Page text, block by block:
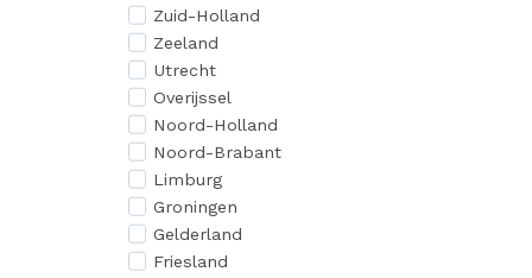
Zuid-Holland
Zeeland
Utrecht
Overijssel
Noord-Holland
Noord-Brabant
Limburg
Groningen
Gelderland
Friesland